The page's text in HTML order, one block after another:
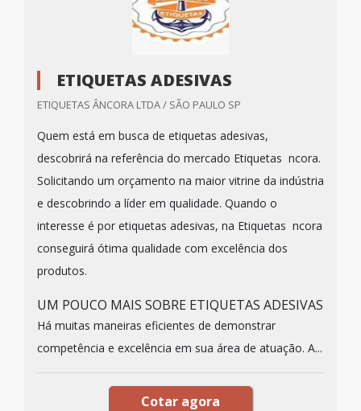
ETIQUETAS ADESIVAS
ETIQUETAS ÂNCORA LTDA / SÃO PAULO SP
Quem está em busca de etiquetas adesivas,
descobrirá na referência do mercado Etiquetas ncora.
Solicitando um orçamento na maior vitrine da indústria
e descobrindo a líder em qualidade. Quando o
interesse é por etiquetas adesivas, na Etiquetas ncora
conseguirá ótima qualidade com excelência dos
produtos.
UM POUCO MAIS SOBRE ETIQUETAS ADESIVAS
Há muitas maneiras eficientes de demonstrar
competência e excelência em sua área de atuação. A...
Cotar agora